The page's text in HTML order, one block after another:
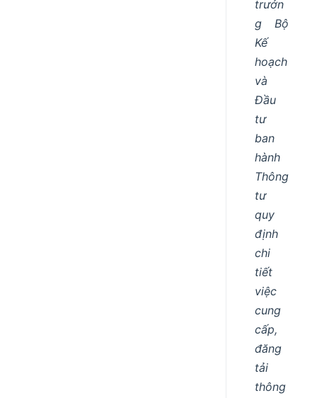
trưởn
g Bộ
Kế
hoạch
và
Đầu
tư
ban
hành
Thông
tư
quy
định
chi
tiết
việc
cung
cấp,
đăng
tải
thông